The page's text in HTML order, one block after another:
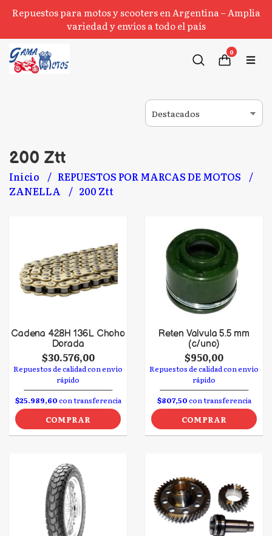
Repuestos para motos y scooters en Argentina – Amplia
variedad y envíos a todo el país
0
200 Ztt
Inicio
REPUESTOS POR MARCAS DE MOTOS
ZANELLA
200 Ztt
Cadena 428H 136L Choho
Dorada
$30.576,00
Repuestos de calidad con envío
rápido
$25.989,60con transferencia
COMPRAR
Reten Valvula 5.5 mm
(c/uno)
$950,00
Repuestos de calidad con envío
rápido
$807,50con transferencia
COMPRAR